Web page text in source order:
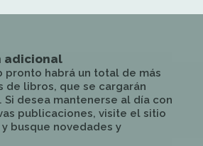
adicional
pronto habrá un total de más
de libros, que se cargarán
desea mantenerse al día con
publicaciones, visite el sitio
busque novedades y